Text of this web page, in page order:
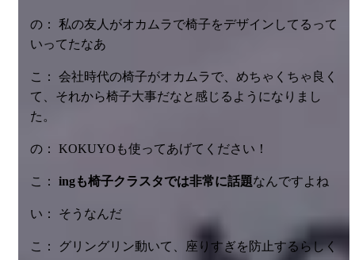
の： 私の友人がオカムラで椅子をデザインしてるって
いってたなあ
こ： 会社時代の椅子がオカムラで、めちゃくちゃ良く
て、それから椅子大事だなと感じるようになりまし
た。
の： KOKUYOも使ってあげてください！
こ： ingも椅子クラスタでは非常に話題なんですよね
い： そうなんだ
こ： グリングリン動いて、座りすぎを防止するらしく